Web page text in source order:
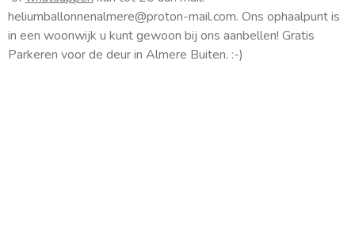
r
a
m
heliumballonnenalmere@proton-mail.com. Ons ophaalpunt is
in een woonwijk u kunt gewoon bij ons aanbellen! Gratis
Parkeren voor de deur in Almere Buiten. :-)